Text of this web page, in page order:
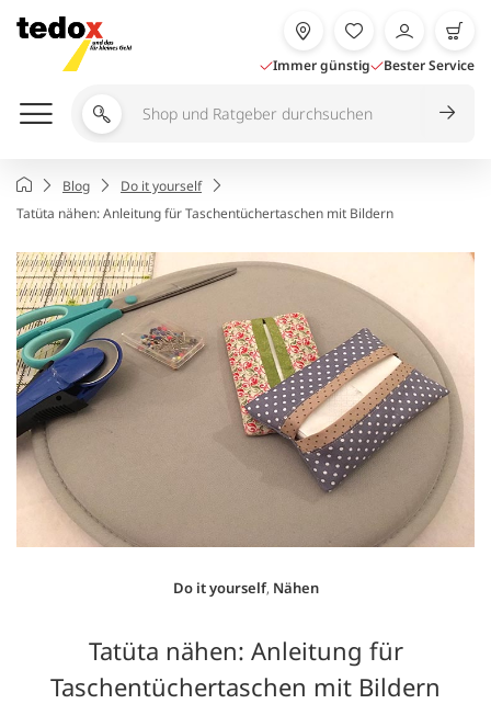
Inhalt
springen
Immer günstig Bester Service
Shop
Ratgeber
durchsuchen
Startseite
Blog
Do it yourself
Tatüta nähen: Anleitung für Taschentüchertaschen mit Bildern
Do it yourself, Nähen
Tatüta nähen: Anleitung für
Taschentüchertaschen mit Bildern